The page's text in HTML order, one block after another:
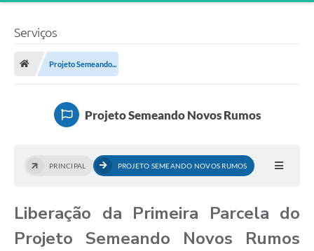
A Prefeitura
Imprensa
Galeria de Fotos
Serviços
Projeto Semeando...
Projeto Semeando Novos Rumos
PRINCIPAL PROJETO SEMEANDO NOVOS RUMOS
Liberação da Primeira Parcela do
Projeto Semeando Novos Rumos